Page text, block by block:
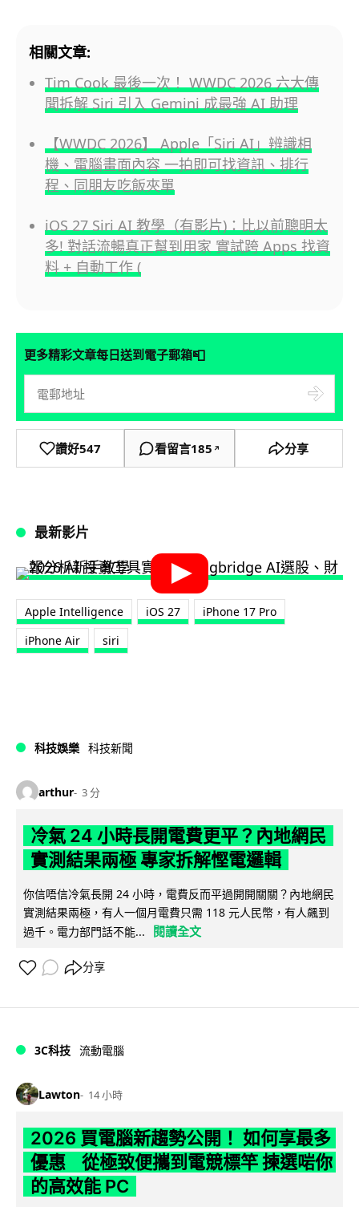
相關文章:
Tim Cook 最後一次！ WWDC 2026 六大傳
聞拆解 Siri 引入 Gemini 成最強 AI 助理
【WWDC 2026】 Apple「Siri AI」辨識相
機、電腦畫面內容 一拍即可找資訊、排行
程、同朋友吃飯夾單
iOS 27 Siri AI 教學（有影片)：比以前聰明太
多! 對話流暢真正幫到用家 實試跨 Apps 找資
料 + 自動工作 (
更多精彩文章每日送到電子郵箱📮
讚好547 看留言185 ↗ 分享
最新影片
Apple Intelligence iOS 27
iPhone 17 Pro
iPhone Air
siri
科技娛樂 科技新聞
arthur 3 分
冷氣 24 小時長開電費更平？內地網民
實測結果兩極 專家拆解慳電邏輯
你信唔信冷氣長開 24 小時，電費反而平過開開關關？內地網民
實測結果兩極，有人一個月電費只需 118 元人民幣，有人飆到
過千。電力部門話不能...
閱讀全文
分享
3C科技 流動電腦
Lawton 14 小時
2026 買電腦新趨勢公開！ 如何享最多
優惠 從極致便攜到電競標竿 揀選啱你
的高效能 PC